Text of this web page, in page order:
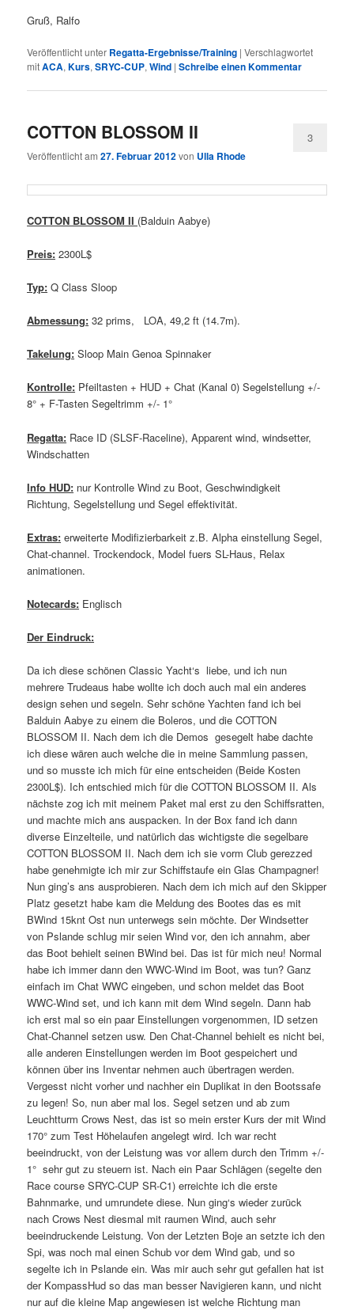
Gruß, Ralfo
Veröffentlicht unter Regatta-Ergebnisse/Training |Verschlagwortet
mitACA,Kurs,SRYC-CUP,Wind |Schreibe einen Kommentar
COTTON BLOSSOM II
Veröffentlicht am27. Februar 2012von Ulla Rhode
3
COTTON BLOSSOM II (Balduin Aabye)
Preis: 2300L$
Typ: Q Class Sloop
Abmessung: 32 prims, LOA, 49,2 ft (14.7m).
Takelung: Sloop Main Genoa Spinnaker
Kontrolle: Pfeiltasten + HUD + Chat (Kanal 0) Segelstellung +/-
8° + F-Tasten Segeltrimm +/- 1°
Regatta: Race ID (SLSF-Raceline), Apparent wind, windsetter,
Windschatten
Info HUD: nur Kontrolle Wind zu Boot, Geschwindigkeit
Richtung, Segelstellung und Segel effektivität.
Extras: erweiterte Modifizierbarkeit z.B. Alpha einstellung Segel,
Chat-channel. Trockendock, Model fuers SL-Haus, Relax
animationen.
Notecards: Englisch
Der Eindruck:
Da ich diese schönen Classic Yacht‘s liebe, und ich nun
mehrere Trudeaus habe wollte ich doch auch mal ein anderes
design sehen und segeln. Sehr schöne Yachten fand ich bei
Balduin Aabye zu einem die Boleros, und die COTTON
BLOSSOM II. Nach dem ich die Demos gesegelt habe dachte
ich diese wären auch welche die in meine Sammlung passen,
und so musste ich mich für eine entscheiden (Beide Kosten
2300L$). Ich entschied mich für die COTTON BLOSSOM II. Als
nächste zog ich mit meinem Paket mal erst zu den Schiffsratten,
und machte mich ans auspacken. In der Box fand ich dann
diverse Einzelteile, und natürlich das wichtigste die segelbare
COTTON BLOSSOM II. Nach dem ich sie vorm Club gerezzed
habe genehmigte ich mir zur Schiffstaufe ein Glas Champagner!
Nun ging’s ans ausprobieren. Nach dem ich mich auf den Skipper
Platz gesetzt habe kam die Meldung des Bootes das es mit
BWind 15knt Ost nun unterwegs sein möchte. Der Windsetter
von Pslande schlug mir seien Wind vor, den ich annahm, aber
das Boot behielt seinen BWind bei. Das ist für mich neu! Normal
habe ich immer dann den WWC-Wind im Boot, was tun? Ganz
einfach im Chat WWC eingeben, und schon meldet das Boot
WWC-Wind set, und ich kann mit dem Wind segeln. Dann hab
ich erst mal so ein paar Einstellungen vorgenommen, ID setzen
Chat-Channel setzen usw. Den Chat-Channel behielt es nicht bei,
alle anderen Einstellungen werden im Boot gespeichert und
können über ins Inventar nehmen auch übertragen werden.
Vergesst nicht vorher und nachher ein Duplikat in den Bootssafe
zu legen! So, nun aber mal los. Segel setzen und ab zum
Leuchtturm Crows Nest, das ist so mein erster Kurs der mit Wind
170° zum Test Höhelaufen angelegt wird. Ich war recht
beeindruckt, von der Leistung was vor allem durch den Trimm +/-
1° sehr gut zu steuern ist. Nach ein Paar Schlägen (segelte den
Race course SRYC-CUP SR-C1) erreichte ich die erste
Bahnmarke, und umrundete diese. Nun ging‘s wieder zurück
nach Crows Nest diesmal mit raumen Wind, auch sehr
beeindruckende Leistung. Von der Letzten Boje an setzte ich den
Spi, was noch mal einen Schub vor dem Wind gab, und so
segelte ich in Pslande ein. Was mir auch sehr gut gefallen hat ist
der KompassHud so das man besser Navigieren kann, und nicht
nur auf die kleine Map angewiesen ist welche Richtung man